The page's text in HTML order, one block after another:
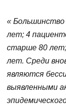
« Большинство
лет; 4
старше 80 лет;
лет. Среди
являются
выявленными